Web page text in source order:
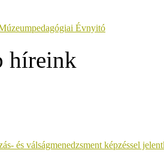
Évnyitó
híreink
és válságmenedzsment képzéssel